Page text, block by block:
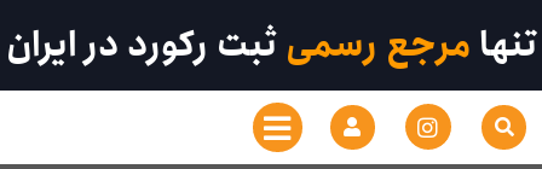
تنهامرجع رسمیثبت رکورد در ایران